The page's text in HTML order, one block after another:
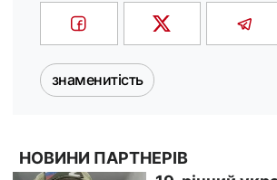
знаменитість